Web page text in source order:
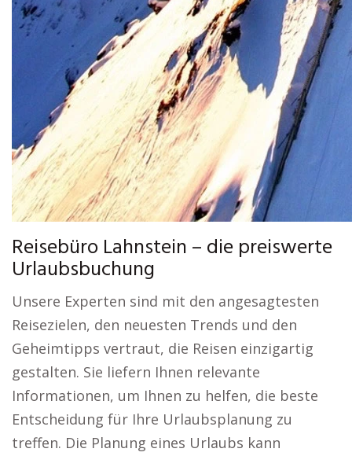
Reisebüro Lahnstein – die preiswerte
Urlaubsbuchung
Unsere Experten sind mit den angesagtesten
Reisezielen, den neuesten Trends und den
Geheimtipps vertraut, die Reisen einzigartig
gestalten. Sie liefern Ihnen relevante
Informationen, um Ihnen zu helfen, die beste
Entscheidung für Ihre Urlaubsplanung zu
treffen. Die Planung eines Urlaubs kann